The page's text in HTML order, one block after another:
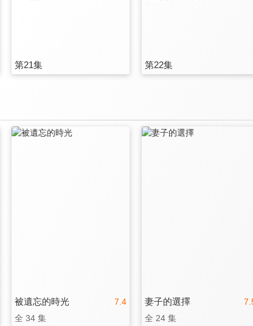
第21集 第22集
7.4
被遺忘的時光
全 34 集
妻子的選擇
全 24 集